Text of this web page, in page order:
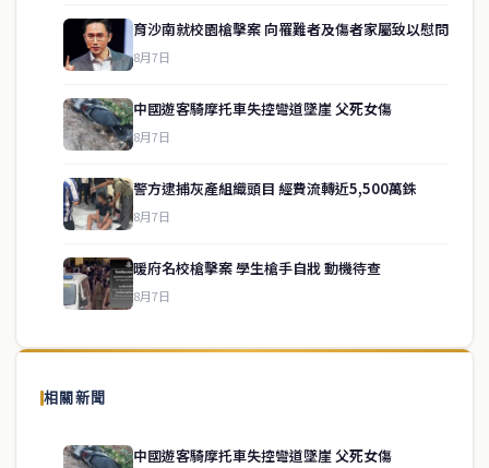
育沙南就校園槍擊案 向罹難者及傷者家屬致以慰問
8月7日
中國遊客騎摩托車失控彎道墜崖 父死女傷
8月7日
警方逮捕灰產組織頭目 經費流轉近5,500萬銖
8月7日
暖府名校槍擊案 學生槍手自戕 動機待查
8月7日
相關新聞
中國遊客騎摩托車失控彎道墜崖 父死女傷
關於我們
泰國中文新聞（TCN）是一家總部設於曼谷的中文新聞媒體，致力於
供即時、客觀、多元的中文新聞內容。
service@thaichinesenews.com